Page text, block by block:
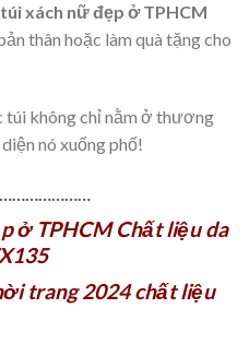
xách nữ đẹp ở TPHCM
thân hoặc làm quà tặng cho
túi không chỉ nằm ở thương
nó xuống phố!
ở TPHCM Chất liệu da
trang 2024 chất liệu